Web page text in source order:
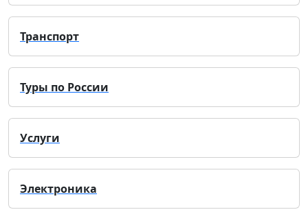
Транспорт
Туры по России
Услуги
Электроника